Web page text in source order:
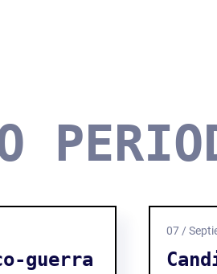
guerra
07 /